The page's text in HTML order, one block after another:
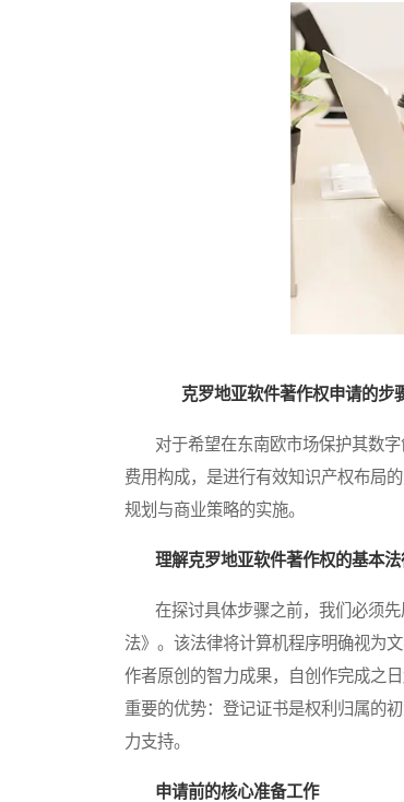
克罗地亚软件著作权申请的步
对于希望在东南欧市场保护其数字
费用构成，是进行有效知识产权布局
规划与商业策略的实施。
理解克罗地亚软件著作权的基本
在探讨具体步骤之前，我们必须先
法》。该法律将计算机程序明确视为
作者原创的智力成果，自创作完成之
重要的优势：登记证书是权利归属的
力支持。
申请前的核心准备工作